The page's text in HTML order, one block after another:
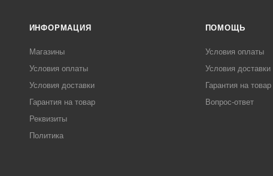
ИНФОРМАЦИЯ
Магазины
Условия оплаты
Условия доставки
Гарантия на товар
Реквизиты
Политика
ПОМОЩЬ
Условия оплаты
Условия доставки
Гарантия на товар
Вопрос-ответ